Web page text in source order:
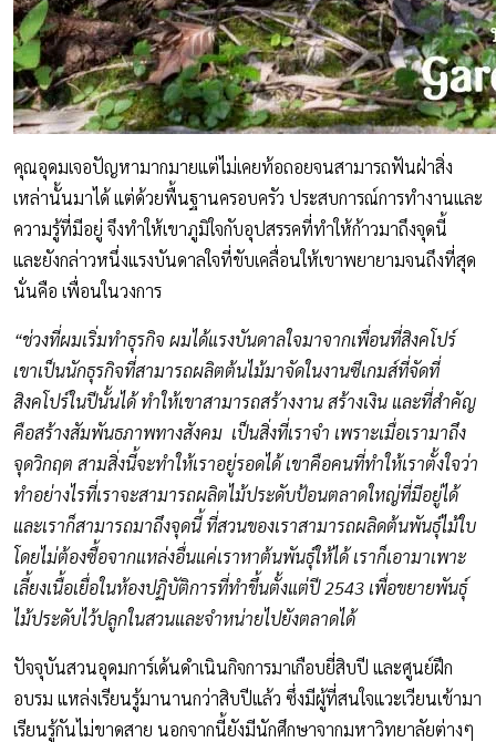
คุณอุดมเจอปัญหามากมายแต่ไม่เคยท้อถอยจนสามารถฟันฝ่าสิ่ง
เหล่านั้นมาได้ แต่ด้วยพื้นฐานครอบครัว ประสบการณ์การทำงานและ
ความรู้ที่มีอยู่ จึงทำให้เขาภูมิใจกับอุปสรรคที่ทำให้ก้าวมาถึงจุดนี้
และยังกล่าวหนึ่งแรงบันดาลใจที่ขับเคลื่อนให้เขาพยายามจนถึงที่สุด
นั่นคือ เพื่อนในวงการ
“ช่วงที่ผมเริ่มทำธุรกิจ ผมได้แรงบันดาลใจมาจากเพื่อนที่สิงคโปร์
เขาเป็นนักธุรกิจที่สามารถผลิตต้นไม้มาจัดในงานซีเกมส์ที่จัดที่
สิงคโปร์ในปีนั้นได้ ทำให้เขาสามารถสร้างงาน สร้างเงิน และที่สำคัญ
คือสร้างสัมพันธภาพทางสังคม เป็นสิ่งที่เราจำ เพราะเมื่อเรามาถึง
จุดวิกฤต สามสิ่งนี้จะทำให้เราอยู่รอดได้ เขาคือคนที่ทำให้เราตั้งใจว่า
ทำอย่างไรที่เราจะสามารถผลิตไม้ประดับป้อนตลาดใหญ่ที่มีอยู่ได้
และเราก็สามารถมาถึงจุดนี้ ที่สวนของเราสามารถผลิดต้นพันธุ์ไม้ใบ
โดยไม่ต้องซื้อจากแหล่งอื่นแค่เราหาต้นพันธุ์ให้ได้ เราก็เอามาเพาะ
เลี้ยงเนื้อเยื่อในห้องปฏิบัติการที่ทำขึ้นตั้งแต่ปี 2543 เพื่อขยายพันธุ์
ไม้ประดับไว้ปลูกในสวนและจำหน่ายไปยังตลาดได้
ปัจจุบันสวนอุดมการ์เด้นดำเนินกิจการมาเกือบยี่สิบปี และศูนย์ฝึก
อบรม แหล่งเรียนรู้มานานกว่าสิบปีแล้ว ซึ่งมีผู้ที่สนใจแวะเวียนเข้ามา
เรียนรู้กันไม่ขาดสาย นอกจากนี้ยังมีนักศึกษาจากมหาวิทยาลัยต่างๆ